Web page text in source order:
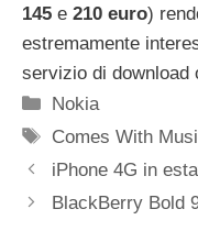
145 e 210 euro)
estremamente
servizio di download
Categorie
Nokia
Tag
Comes With
iPhone 4G in
BlackBerry Bold